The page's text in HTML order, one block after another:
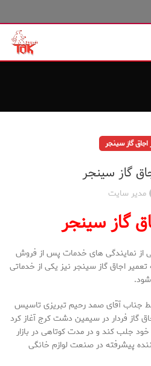
اجاق گاز سینجر
گاز سینجر
مدیر سایت
گاز سینجر
از نمایندگی های خدمات پس از فروش
اجاق گاز سینجر نیز یکی از خدماتی
در سال ۱۳۷۰ توسط جناب آقای صمد رحیم تبریزی تاسیس
گاز فردار در سیمین دشت کرج آغاز کرد
جلب کند و در مدت کوتاهی در بازار
پیشرفته در صنعت لوازم خانگی